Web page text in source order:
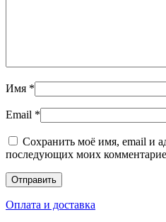
Имя *
Email *
Сохранить моё имя, email и
последующих моих
Оплата и доставка